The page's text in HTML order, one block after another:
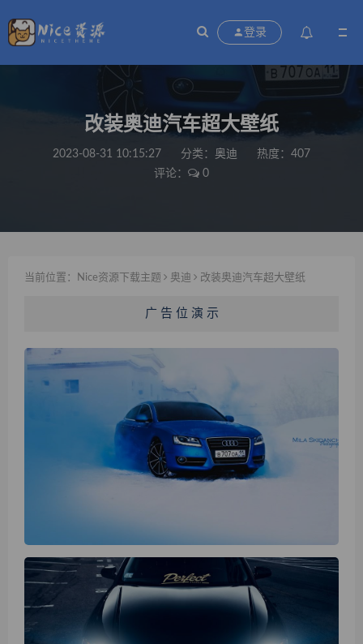
登录
改装奥迪汽车超大壁纸
2023-08-31 10:15:27 分类： 奥迪
热度：407
评论：
0
当前位置： Nice资源下载主题 奥迪 改装奥迪汽车超大壁纸
广 告 位 演 示